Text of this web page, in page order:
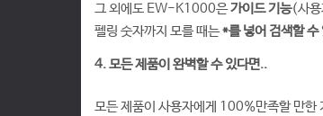
그 외에도 EW-K1000은가이드 기능(사용
펠링 숫자까지 모를 때는*를 넣어 검색할 수
4. 모든 제품이 완벽할 수 있다면..
모든 제품이 사용자에게 100%만족할 만